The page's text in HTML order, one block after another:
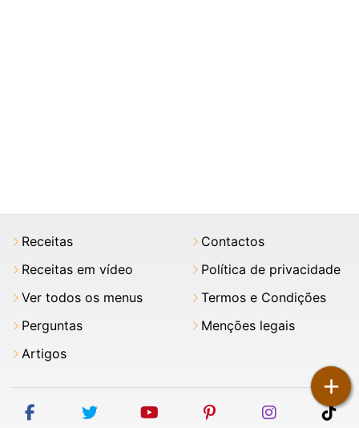
+
Receitas
Receitas em vídeo
Ver todos os menus
Perguntas
Artigos
Contactos
Política de privacidade
Termos e Condições
Menções legais
facebooktwitter youtubepinterestinstagram